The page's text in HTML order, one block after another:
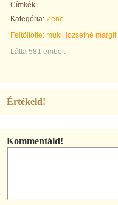
Címkék:
Kategória: Zene
Feltöltötte: mukli jozsefné margit|
Látta 581 ember.
Értékeld!
Kommentáld!